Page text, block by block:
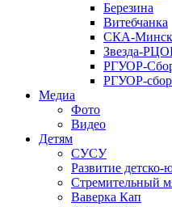
Березина
Витебчанка
СКА-Минск
Звезда-
РГУОР-
РГУОР-
Медиа
Фото
Видео
Детям
СУСУ
Развитие детско-
Стремительный
Ваверка Кап